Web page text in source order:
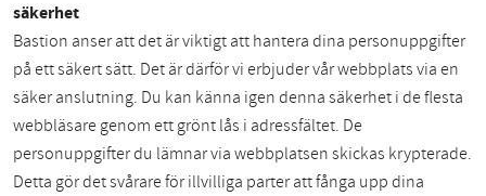
säkerhet
Bastion anser att det är viktigt att hantera dina personuppgifter
på ett säkert sätt. Det är därför vi erbjuder vår webbplats via en
säker anslutning. Du kan känna igen denna säkerhet i de flesta
webbläsare genom ett grönt lås i adressfältet. De
personuppgifter du lämnar via webbplatsen skickas krypterade.
Detta gör det svårare för illvilliga parter att fånga upp dina